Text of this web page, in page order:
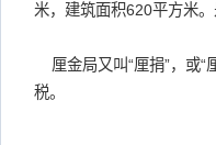
米，建筑面积620平方米
厘金局又叫“厘捐”，或“
税。